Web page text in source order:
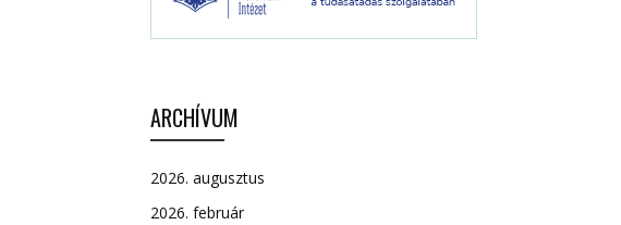
ARCHÍVUM
2026. augusztus
2026. február